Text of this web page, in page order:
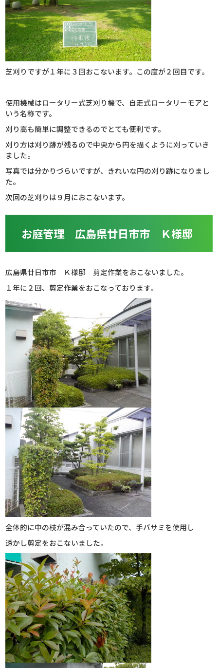
芝刈りですが１年に３回おこないます。この度が２回目です。
使用機械はロータリー式芝刈り機で、自走式ロータリーモアと
いう名称です。
刈り高も簡単に調整できるのでとても便利です。
刈り方は刈り跡が残るので中央から円を描くように刈っていき
ました。
写真では分かりづらいですが、きれいな円の刈り跡になりまし
た。
次回の芝刈りは９月におこないます。
お庭管理 広島県廿日市市 Ｋ様邸
広島県廿日市市 Ｋ様邸 剪定作業をおこないました。
１年に２回、剪定作業をおこなっております。
全体的に中の枝が混み合っていたので、手バサミを使用し
透かし剪定をおこないました。